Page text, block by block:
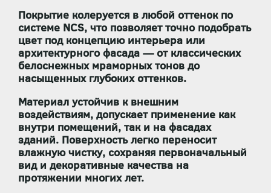
Покрытие колеруется в любой оттенок по
системе NCS, что позволяет точно подобрать
цвет под концепцию интерьера или
архитектурного фасада — от классических
белоснежных мраморных тонов до
насыщенных глубоких оттенков.
Материал устойчив к внешним
воздействиям, допускает применение как
внутри помещений, так и на фасадах
зданий. Поверхность легко переносит
влажную чистку, сохраняя первоначальный
вид и декоративные качества на
протяжении многих лет.